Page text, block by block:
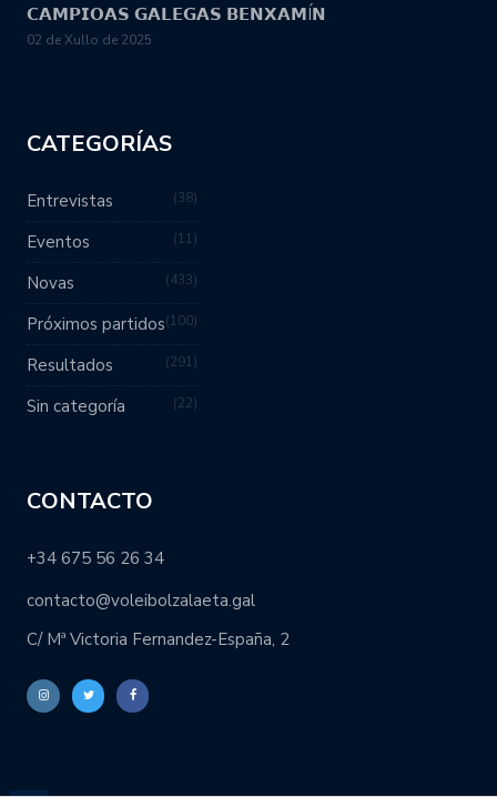
𝗖𝗔𝗠𝗣𝗜𝗢𝗔𝗦 𝗚𝗔𝗟𝗘𝗚𝗔𝗦 𝗕𝗘𝗡𝗫𝗔𝗠Í𝗡
02 de Xullo de 2025
CATEGORÍAS
Entrevistas 38
Eventos 11
Novas 433
Próximos partidos 100
Resultados 291
Sin categoría 22
CONTACTO
+34 675 56 26 34
contacto@voleibolzalaeta.gal
C/ Mª Victoria Fernandez-España, 2